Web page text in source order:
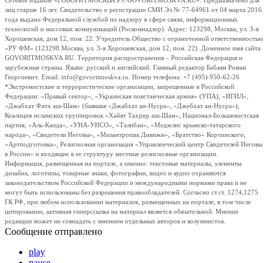
лиц старше 16 лет. Свидетельство о регистрации СМИ Эл № 77-64961 от 04 марта 2016
года выдано Федеральной службой по надзору в сфере связи, информационных
технологий и массовых коммуникаций (Роскомнадзор). Адрес: 123298, Москва, ул. 3-я
Хорошевская, дом 12, пом. 22. Учредитель Общество с ограниченной ответственностью
«РУ ФМ» (123298 Москва, ул. 3-я Хорошевская, дом 12, пом. 22). Доменное имя сайта
GOVORITMOSKVA.RU. Территория распространения – Российская Федерация и
зарубежные страны. Языки: русский и английский. Главный редактор Бабаян Роман
Георгиевич. Email: info@govoritmoskva.ru. Номер телефона: +7 (495) 950-62-26
*Экстремистские и террористические организации, запрещенные в Российской
Федерации: «Правый сектор», «Украинская повстанческая армия» (УПА), «ИГИЛ»,
«Джабхат Фатх аш-Шам» (бывшая «Джабхат ан-Нусра», «Джебхат ан-Нусра»),
Коалиция исламских группировок «Хайят Тахрир аш-Шам», Национал-Большевистская
партия, «Аль-Каида», «УНА-УНСО», «Талибан», «Меджлис крымско-татарского
народа», «Свидетели Иеговы», «Мизантропик Дивижн», «Братство» Корчинского,
«Артподготовка», Религиозная организация «Управленческий центр Свидетелей Иеговы
в России» и входящие в ее структуру местные религиозные организации.
Информация, размещенная на портале, а именно: текстовые материалы, элементы
дизайна, логотипы, товарные знаки, фотографии, видео и аудио охраняются
законодательством Российской Федерации и международными нормами права и не
могут быть использованы без разрешения правообладателей. Согласно ст.ст. 1274,1275
ГК РФ, при любом использовании материалов, размещенных на портале, в том числе
цитировании, активная гиперссылка на материал является обязательной. Мнение
редакции может не совпадать с мнением отдельных авторов и колумнистов.
Сообщение отправлено
play